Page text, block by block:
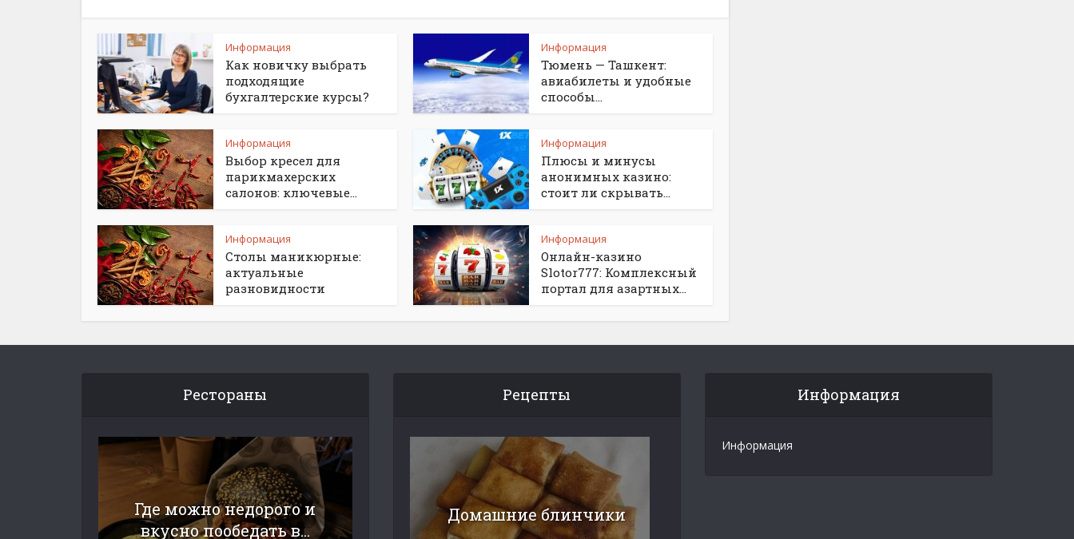
Информация
Как новичку выбрать
подходящие
бухгалтерские курсы?
Информация
Тюмень — Ташкент:
авиабилеты и удобные
способы...
Информация
Выбор кресел для
парикмахерских
салонов: ключевые...
Информация
Плюсы и минусы
анонимных казино:
стоит ли скрывать...
Информация
Столы маникюрные:
актуальные
разновидности
Информация
Онлайн-казино
Slotor777: Комплексный
портал для азартных...
Рестораны
Где можно недорого и
вкусно пообедать в...
Рецепты
Домашние блинчики
Информация
Информация